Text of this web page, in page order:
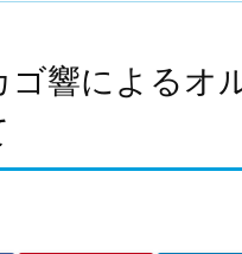
ゴ響による